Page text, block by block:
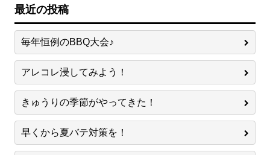
最近の投稿
毎年恒例のBBQ大会♪
アレコレ浸してみよう！
きゅうりの季節がやってきた！
早くから夏バテ対策を！